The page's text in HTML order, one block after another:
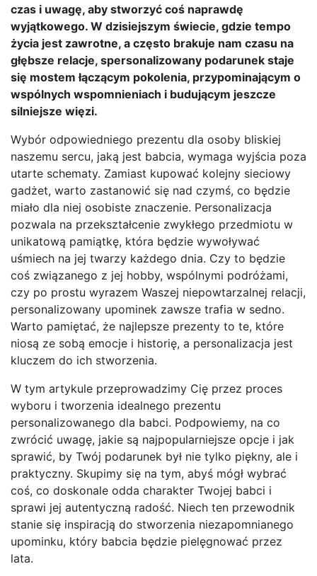
czas i uwagę, aby stworzyć coś naprawdę
wyjątkowego. W dzisiejszym świecie, gdzie tempo
życia jest zawrotne, a często brakuje nam czasu na
głębsze relacje, spersonalizowany podarunek staje
się mostem łączącym pokolenia, przypominającym o
wspólnych wspomnieniach i budującym jeszcze
silniejsze więzi.
Wybór odpowiedniego prezentu dla osoby bliskiej
naszemu sercu, jaką jest babcia, wymaga wyjścia poza
utarte schematy. Zamiast kupować kolejny sieciowy
gadżet, warto zastanowić się nad czymś, co będzie
miało dla niej osobiste znaczenie. Personalizacja
pozwala na przekształcenie zwykłego przedmiotu w
unikatową pamiątkę, która będzie wywoływać
uśmiech na jej twarzy każdego dnia. Czy to będzie
coś związanego z jej hobby, wspólnymi podróżami,
czy po prostu wyrazem Waszej niepowtarzalnej relacji,
personalizowany upominek zawsze trafia w sedno.
Warto pamiętać, że najlepsze prezenty to te, które
niosą ze sobą emocje i historię, a personalizacja jest
kluczem do ich stworzenia.
W tym artykule przeprowadzimy Cię przez proces
wyboru i tworzenia idealnego prezentu
personalizowanego dla babci. Podpowiemy, na co
zwrócić uwagę, jakie są najpopularniejsze opcje i jak
sprawić, by Twój podarunek był nie tylko piękny, ale i
praktyczny. Skupimy się na tym, abyś mógł wybrać
coś, co doskonale odda charakter Twojej babci i
sprawi jej autentyczną radość. Niech ten przewodnik
stanie się inspiracją do stworzenia niezapomnianego
upominku, który babcia będzie pielęgnować przez
lata.